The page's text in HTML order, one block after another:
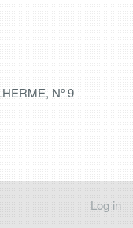
Nº 9
Log in